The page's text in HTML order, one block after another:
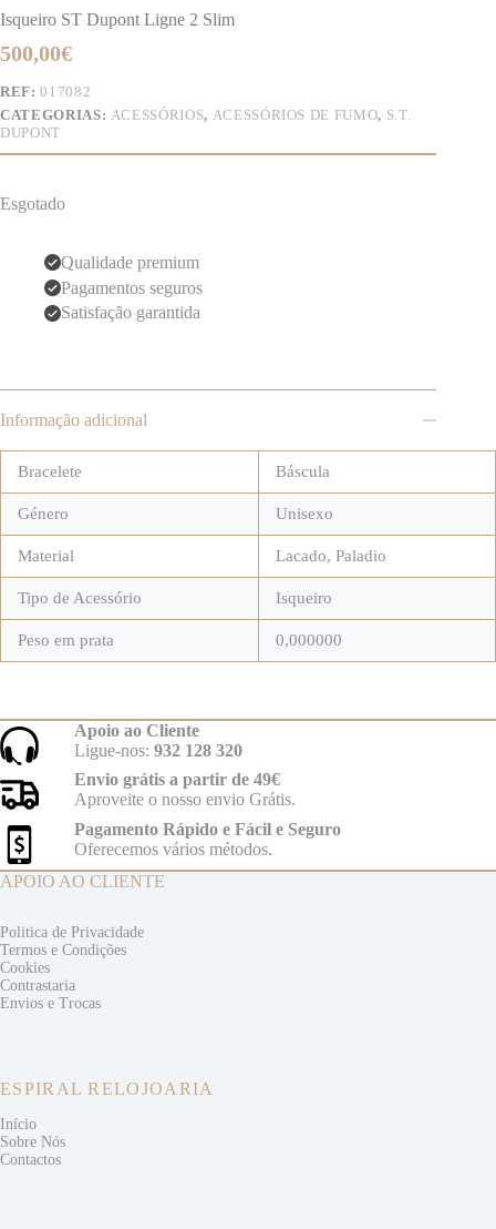
Isqueiro ST Dupont Ligne 2 Slim
500,00€
REF:017082
CATEGORIAS: ACESSÓRIOS, ACESSÓRIOS DE FUMO, S.T.
DUPONT
Esgotado
Qualidade premium
Pagamentos seguros
Satisfação garantida
Informação adicional
Bracelete Báscula
Género Unisexo
Material Lacado, Paladio
Tipo de Acessório Isqueiro
Peso em prata 0,000000
Apoio ao Cliente
Ligue-nos: 932 128 320
Envio grátis a partir de 49€
Aproveite o nosso envio Grátis.
Pagamento Rápido e Fácil e Seguro
Oferecemos vários métodos.
APOIO AO CLIENTE
Politica de Privacidade
Termos e Condições
Cookies
Contrastaria
Envios e Trocas
ESPIRAL RELOJOARIA
Início
Sobre Nós
Contactos